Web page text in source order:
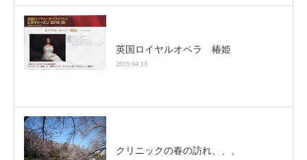
英国ロイヤルオペラ 椿姫
2019.04.13
クリニックの春の訪れ、、、